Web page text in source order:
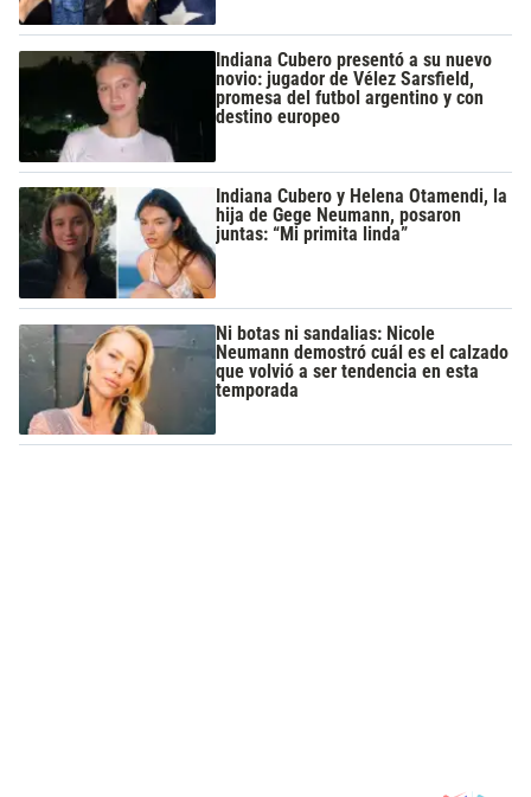
Indiana Cubero presentó a su nuevo
novio: jugador de Vélez Sarsfield,
promesa del futbol argentino y con
destino europeo
Indiana Cubero y Helena Otamendi, la
hija de Gege Neumann, posaron
juntas: “Mi primita linda”
Ni botas ni sandalias: Nicole
Neumann demostró cuál es el calzado
que volvió a ser tendencia en esta
temporada